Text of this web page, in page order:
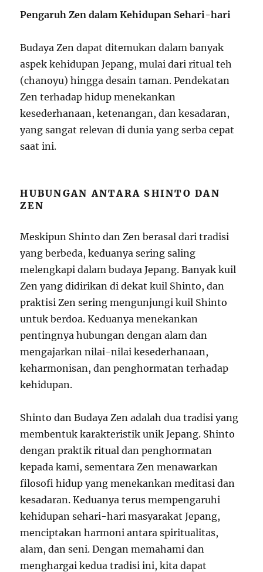
Pengaruh Zen dalam Kehidupan Sehari-hari
Budaya Zen dapat ditemukan dalam banyak
aspek kehidupan Jepang, mulai dari ritual teh
(chanoyu) hingga desain taman. Pendekatan
Zen terhadap hidup menekankan
kesederhanaan, ketenangan, dan kesadaran,
yang sangat relevan di dunia yang serba cepat
saat ini.
HUBUNGAN ANTARA SHINTO DAN
ZEN
Meskipun Shinto dan Zen berasal dari tradisi
yang berbeda, keduanya sering saling
melengkapi dalam budaya Jepang. Banyak kuil
Zen yang didirikan di dekat kuil Shinto, dan
praktisi Zen sering mengunjungi kuil Shinto
untuk berdoa. Keduanya menekankan
pentingnya hubungan dengan alam dan
mengajarkan nilai-nilai kesederhanaan,
keharmonisan, dan penghormatan terhadap
kehidupan.
Shinto dan Budaya Zen adalah dua tradisi yang
membentuk karakteristik unik Jepang. Shinto
dengan praktik ritual dan penghormatan
kepada kami, sementara Zen menawarkan
filosofi hidup yang menekankan meditasi dan
kesadaran. Keduanya terus mempengaruhi
kehidupan sehari-hari masyarakat Jepang,
menciptakan harmoni antara spiritualitas,
alam, dan seni. Dengan memahami dan
menghargai kedua tradisi ini, kita dapat